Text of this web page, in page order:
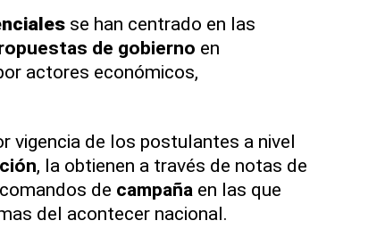
se han centrado en las
de gobierno en
actores económicos,
vigencia de los postulantes a nivel
, la obtienen a través de notas de
de campaña en las que
del acontecer nacional.